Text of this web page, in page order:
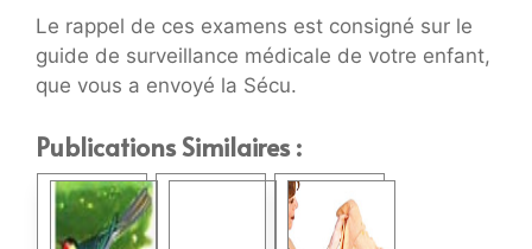
Le rappel de ces examens est consigné sur le
guide de surveillance médicale de votre enfant,
que vous a envoyé la Sécu.
Publications Similaires :